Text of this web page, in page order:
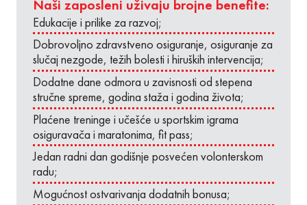
Naši zaposleni uživaju brojne benefite:
Edukacije i prilike za razvoj;
Dobrovoljno zdravstveno osiguranje, osiguranje za
slučaj nezgode, težih bolesti i hiruških intervencija;
Dodatne dane odmora u zavisnosti od stepena
stručne spreme, godina staža i godina života;
Plaćene treninge i učešće u sportskim igrama
osiguravača i maratonima, fit pass;
Jedan radni dan godišnje posvećen volonterskom
radu;
Mogućnost ostvarivanja dodatnih bonusa;